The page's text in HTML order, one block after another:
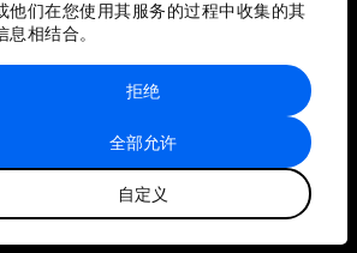
他们在您使用其服务的过程中收集的其
息相结合。
全部允许
自定义
拒绝
站点地图
世界经济论坛